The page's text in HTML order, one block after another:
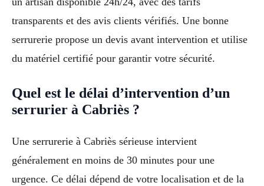
transparents et des avis clients vérifiés. Une bonne
serrurerie propose un devis avant intervention et utilise
du matériel certifié pour garantir votre sécurité.
Quel est le délai d’intervention d’un
serrurier à Cabriès ?
Une serrurerie à Cabriès sérieuse intervient
généralement en moins de 30 minutes pour une
urgence. Ce délai dépend de votre localisation et de la